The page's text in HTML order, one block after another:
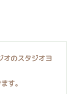
のスタジオヨ
す。